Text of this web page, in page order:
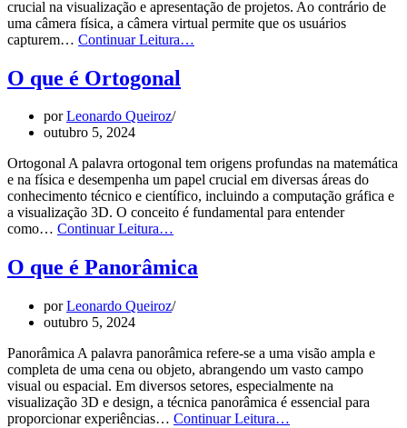
crucial na visualização e apresentação de projetos. Ao contrário de
uma câmera física, a câmera virtual permite que os usuários
capturem… Continuar Leitura…
O que é Ortogonal
porLeonardo Queiroz
outubro 5, 2024
Ortogonal A palavra ortogonal tem origens profundas na matemática
e na física e desempenha um papel crucial em diversas áreas do
conhecimento técnico e científico, incluindo a computação gráfica e
a visualização 3D. O conceito é fundamental para entender
como… Continuar Leitura…
é
Ortogonal
O que é Panorâmica
porLeonardo Queiroz
outubro 5, 2024
Panorâmica A palavra panorâmica refere-se a uma visão ampla e
completa de uma cena ou objeto, abrangendo um vasto campo
visual ou espacial. Em diversos setores, especialmente na
visualização 3D e design, a técnica panorâmica é essencial para
proporcionar experiências… Continuar Leitura…